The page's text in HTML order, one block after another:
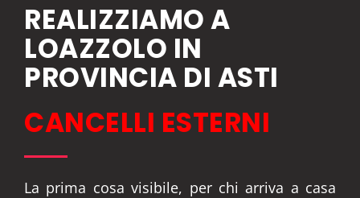
REALIZZIAMO A
LOAZZOLO IN
PROVINCIA DI ASTI
CANCELLI ESTERNI
La prima cosa visibile, per chi arriva a casa